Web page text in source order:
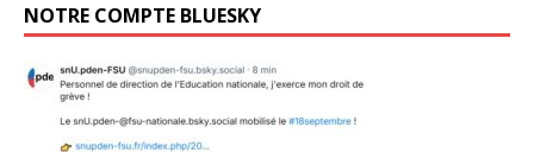
NOTRE COMPTE BLUESKY